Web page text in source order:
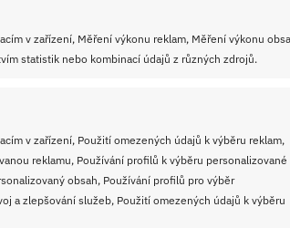
v zařízení, Měření výkonu reklam, Měření výkonu
statistik nebo kombinací údajů z různých zdrojů.
v zařízení, Použití omezených údajů k výběru reklam,
reklamu, Používání profilů k výběru personalizované
obsah, Používání profilů pro výběr
a zlepšování služeb, Použití omezených údajů k výběru
batáty po sedlácku z
patří mezi kořenovou zeleninu
Na zapékání s masovou